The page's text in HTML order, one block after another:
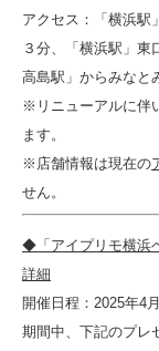
アクセス：「横浜駅
３分、「横浜駅」
高島駅」からみなと
※リニューアルに伴
ます。
※店舗情報は現在の
せん。
◆「アイプリモ横浜
詳細
開催日程：2025年4
期間中、下記のプレ